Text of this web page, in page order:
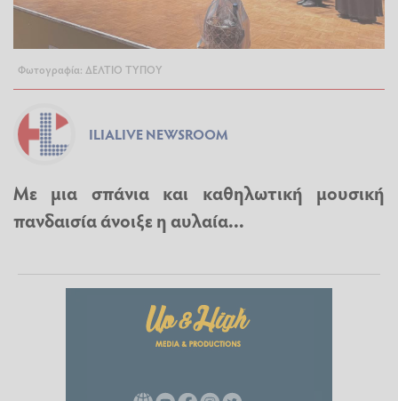
Φωτογραφία: ΔΕΛΤΙΟ ΤΥΠΟΥ
ILIALIVE NEWSROOM
Με μια σπάνια και καθηλωτική μουσική
πανδαισία άνοιξε η αυλαία...